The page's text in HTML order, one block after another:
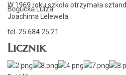
W 1969 roku szkoła otrzymała
Joachima Lelewela
Bogucka Luiza
tel. 25 684 25 21
Licznik